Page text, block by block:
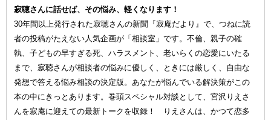
寂聴さんに話せば、その悩み、軽くなります！
30年間以上発行された寂聴さんの新聞『寂庵だより』で、つねに読
者の投稿がたえない人気企画が「相談室」です。不倫、親子の確
執、子どもの早すぎる死、ハラスメント、老いらくの恋愛にいたる
まで、寂聴さんが相談者の悩みに優しく、ときには厳しく、自由な
発想で答える悩み相談の決定版。あなたが悩んでいる解決策がこの
本の中にきっとあります。巻頭スペシャル対談として、宮沢りえさ
んを寂庵に迎えての最新トークを収録！ りえさんは、かつて恋多